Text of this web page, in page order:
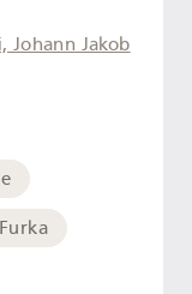
Johann Jakob